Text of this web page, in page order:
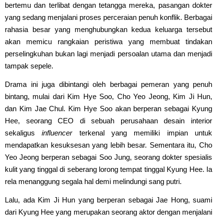
bertemu dan terlibat dengan tetangga mereka, pasangan dokter
yang sedang menjalani proses perceraian penuh konflik. Berbagai
rahasia besar yang menghubungkan kedua keluarga tersebut
akan memicu rangkaian peristiwa yang membuat tindakan
perselingkuhan bukan lagi menjadi persoalan utama dan menjadi
tampak sepele.
Drama ini juga dibintangi oleh berbagai pemeran yang penuh
bintang, mulai dari Kim Hye Soo, Cho Yeo Jeong, Kim Ji Hun,
dan Kim Jae Chul. Kim Hye Soo akan berperan sebagai Kyung
Hee, seorang CEO di sebuah perusahaan desain interior
sekaligusinfluencerterkenal yang memiliki impian untuk
mendapatkan kesuksesan yang lebih besar. Sementara itu, Cho
Yeo Jeong berperan sebagai Soo Jung, seorang dokter spesialis
kulit yang tinggal di seberang lorong tempat tinggal Kyung Hee. Ia
rela menanggung segala hal demi melindungi sang putri.
Lalu, ada Kim Ji Hun yang berperan sebagai Jae Hong, suami
dari Kyung Hee yang merupakan seorang aktor dengan menjalani